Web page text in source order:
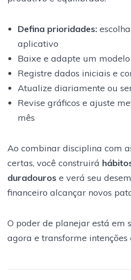
Defina prioridades:
aplicativo
Baixe e adapte um
Registre dados iniciais e
Atualize diariamente ou
Revise gráficos e ajuste
mês
Ao combinar disciplina com
certas, você construirá
duradouros e verá seu
financeiro alcançar novos
O poder de planejar está em
agora e transforme intenções